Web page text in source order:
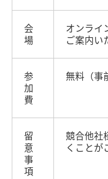
会
場
オンライ
ご案内い
参
加
費
無料（事
留
意
事
項
競合他社
くことが